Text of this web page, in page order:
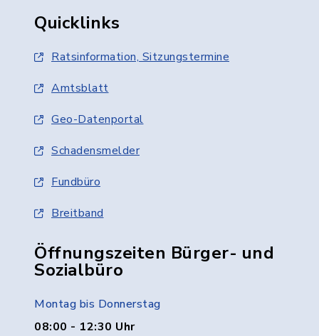
Quicklinks
Ratsinformation, Sitzungstermine
Amtsblatt
Geo-Datenportal
Schadensmelder
Fundbüro
Breitband
Öffnungszeiten Bürger- und
Sozialbüro
Montag bis Donnerstag
08:00 - 12:30 Uhr